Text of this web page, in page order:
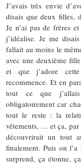
J’avais très envie
disais que deux filles,
Je n’ai pas de frères
j’idéalise. Je me
fallait au moins le
avec une deuxième
et que j’adore
recommence. Et en
tout ce que
obligatoirement car
tout le reste : la
vêtements, … et ça, par
découvrirait un tout
finalement. Puis on
surprend, ça étonne,